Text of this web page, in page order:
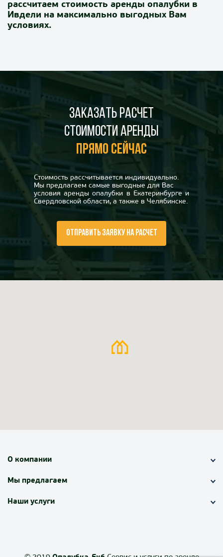
рассчитаем стоимость аренды опалубки в
Ивдели на максимально выгодных Вам
условиях.
Заказать расчет
стоимости аренды
прямо сейчас
Стоимость рассчитывается индивидуально.
Мы предлагаем самые выгодные для Вас
условия аренды опалубки в Екатеринбурге и
Свердловской области, а также в Челябинске.
ОТПРАВИТЬ ЗАЯВКУ НА РАСЧЕТ
О компании
Мы предлагаем
Наши услуги